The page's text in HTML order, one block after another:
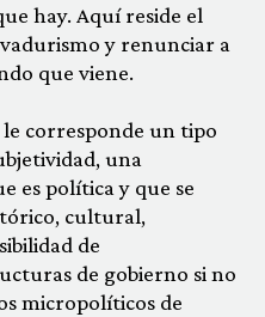
hay. Aquí reside el
y renunciar a
que viene.
corresponde un tipo
una
es política y que se
cultural,
de
de gobierno si no
micropolíticos de